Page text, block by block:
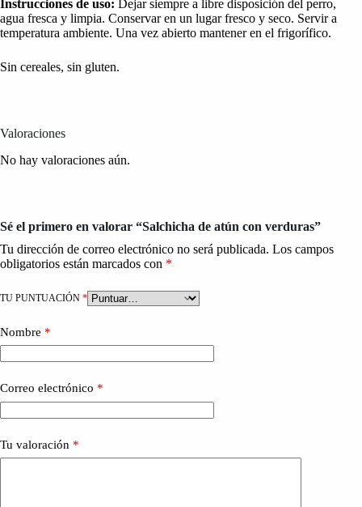
Instrucciones de uso: Dejar siempre a libre disposición del perro,
agua fresca y limpia. Conservar en un lugar fresco y seco. Servir a
temperatura ambiente. Una vez abierto mantener en el frigorífico.
Sin cereales, sin gluten.
Valoraciones
No hay valoraciones aún.
Sé el primero en valorar “Salchicha de atún con verduras”
Tu dirección de correo electrónico no será publicada. Los campos
obligatorios están marcados con *
TU PUNTUACIÓN *
Nombre *
Correo electrónico *
Tu valoración *